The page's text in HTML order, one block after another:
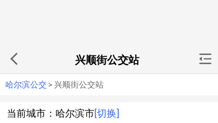
兴顺街公交站
哈尔滨公交 > 兴顺街公交站
当前城市：哈尔滨市 [切换]